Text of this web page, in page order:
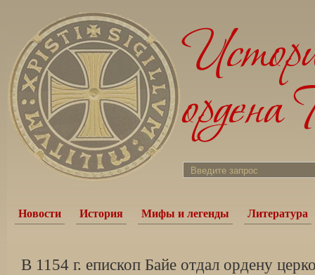
Новости История Мифы и легенды Литература
В 1154 г. епископ Байе отдал ордену